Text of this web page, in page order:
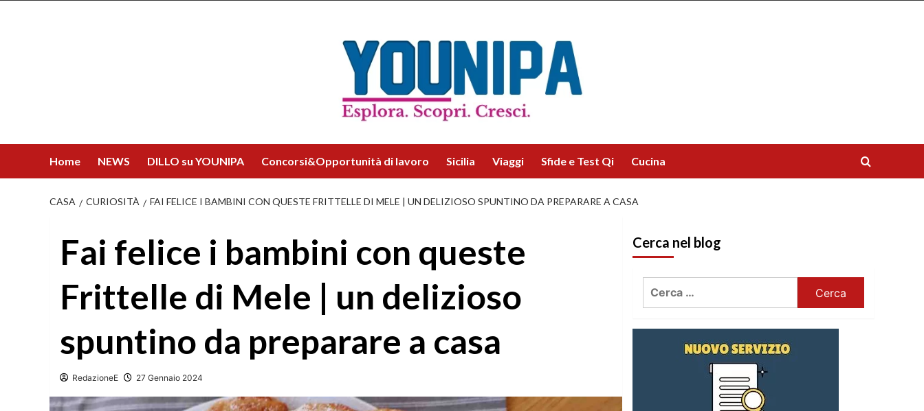
Home NEWS DILLO su YOUNIPA Concorsi&Opportunità di lavoro Sicilia Viaggi Sfide e Test Qi Cucina
CASA CURIOSITÀ FAI FELICE I BAMBINI CON QUESTE FRITTELLE DI MELE | UN DELIZIOSO SPUNTINO DA PREPARARE A CASA
Fai felice i bambini con queste
Frittelle di Mele | un delizioso
spuntino da preparare a casa
RedazioneE 27 Gennaio 2024
Cerca nel blog
Ricerca